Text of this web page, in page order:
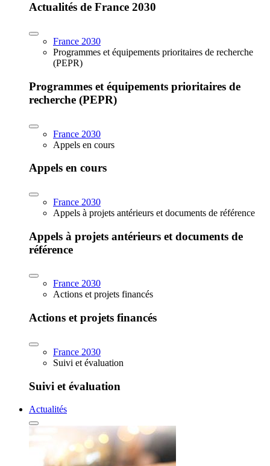
Actualités de France 2030
France 2030
Programmes et équipements prioritaires de recherche
(PEPR)
Programmes et équipements prioritaires de
recherche (PEPR)
France 2030
Appels en cours
Appels en cours
France 2030
Appels à projets antérieurs et documents de référence
Appels à projets antérieurs et documents de
référence
France 2030
Actions et projets financés
Actions et projets financés
France 2030
Suivi et évaluation
Suivi et évaluation
Actualités